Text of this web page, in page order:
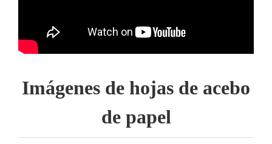
Imágenes de hojas de acebo
de papel